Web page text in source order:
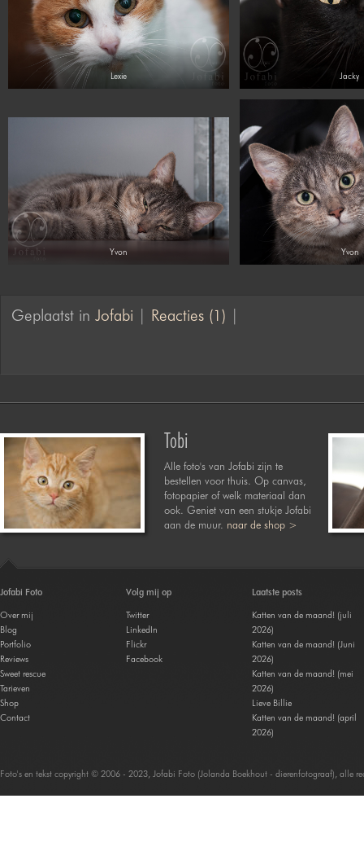
Lexie Jacky
Yvon Yvon
Geplaatst in Jofabi Reacties (1)
Tobi
Alle foto's van Jofabi zijn te
bestellen voor thuis. Op canvas,
fotopapier of welk materiaal dan
ook. Geniet van een stukje Jofabi
aan de muur. naar de shop >
Jofabi Foto
Over mij
Blog
Portfolio
Reviews
Sweet rescue
Tarieven
Shop
Contact
Volg mij op
Twitter
LinkedIn
Flickr
Facebook
Laatste posts
Katten van de maand! (juli
2026)
Katten van de maand! (Juni
2026)
Katten van de maand! (mei
2026)
Lieve Billie
Katten van de maand! (april
2026)
Foto's en tekst copyright © 2006 - 2023, Jofabi Foto (Jolanda Boekhout - dierenfotograaf), alle